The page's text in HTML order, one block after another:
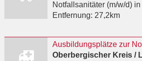
Notfallsanitäter (m/w/d)in
Entfernung: 27,2km